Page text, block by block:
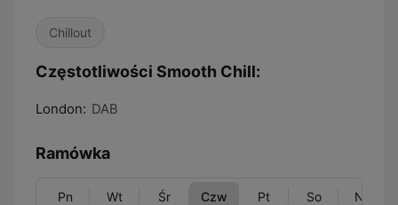
Chillout
Częstotliwości Smooth Chill:
London: DAB
Ramówka
Pn Wt Śr Czw Pt So Nd